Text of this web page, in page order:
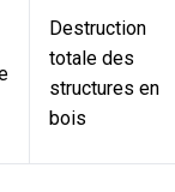
Destruction
totale des
structures en
bois